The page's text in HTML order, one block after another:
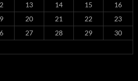
13 14 15
16
20 21 22
23
27 28 29
30